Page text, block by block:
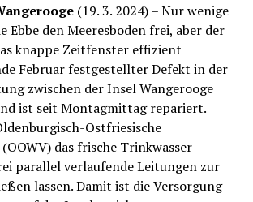
(19. 3. 2024) – Nur wenige
Ebbe den Meeresboden frei, aber der
knappe Zeitfenster effizient
Februar festgestellter Defekt in der
zwischen der Insel Wangerooge
ist seit Montagmittag repariert.
Ostfriesische
das frische Trinkwasser
parallel verlaufende Leitungen zur
lassen. Damit ist die Versorgung